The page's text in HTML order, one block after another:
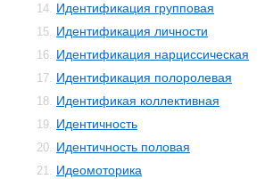
14. Идентификация групповая
15. Идентификация личности
16. Идентификация нарциссическая
17. Идентификация полоролевая
18. Идентификая коллективная
19. Идентичность
20. Идентичность половая
21. Идеомоторика